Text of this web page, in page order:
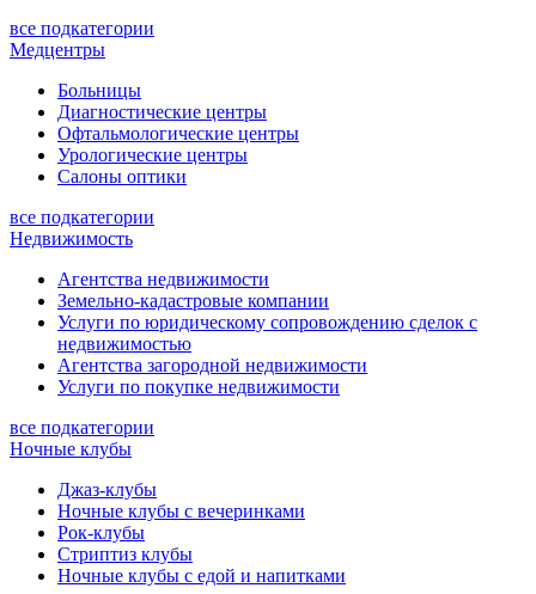
все подкатегории
Медцентры
Больницы
Диагностические центры
Офтальмологические центры
Урологические центры
Салоны оптики
все подкатегории
Недвижимость
Агентства недвижимости
Земельно-кадастровые компании
Услуги по юридическому сопровождению сделок с
недвижимостью
Агентства загородной недвижимости
Услуги по покупке недвижимости
все подкатегории
Ночные клубы
Джаз-клубы
Ночные клубы с вечеринками
Рок-клубы
Стриптиз клубы
Ночные клубы с едой и напитками